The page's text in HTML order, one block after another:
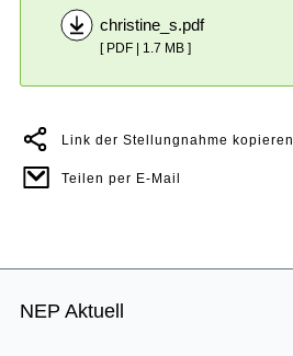
christine_s.pdf
[ PDF | 1.7 MB ]
Link der Stellungnahme kopieren
Teilen per E-Mail
Footer
NEP Aktuell